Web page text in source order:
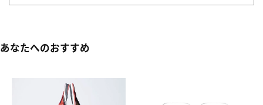
あなたへのおすすめ